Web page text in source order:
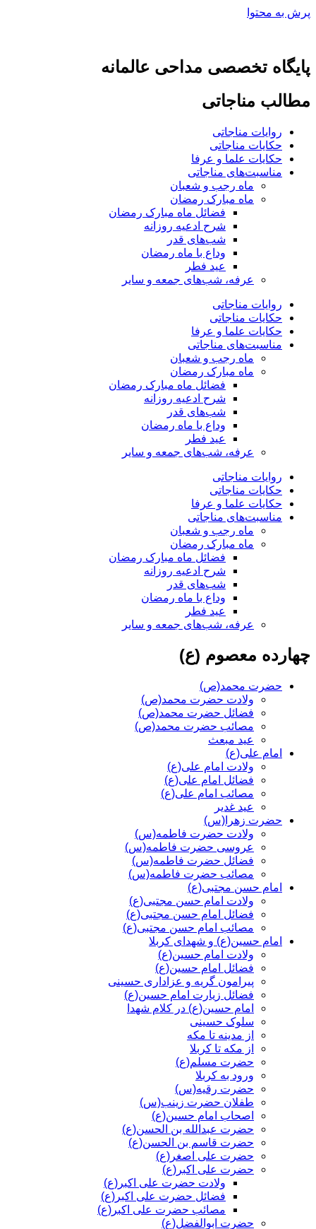
پرش به محتوا
پایگاه تخصصی مداحی عالمانه
مطالب مناجاتی
روایات مناجاتی
حکایات مناجاتی
حکایات علما و عرفا
مناسبت‌های مناجاتی
ماه رجب و شعبان
ماه مبارک رمضان
فضائل ماه مبارک رمضان
شرح ادعیه روزانه
شب‌های قدر
وداع با ماه رمضان
عید فطر
عرفه، شب‌های جمعه و سایر
روایات مناجاتی
حکایات مناجاتی
حکایات علما و عرفا
مناسبت‌های مناجاتی
ماه رجب و شعبان
ماه مبارک رمضان
فضائل ماه مبارک رمضان
شرح ادعیه روزانه
شب‌های قدر
وداع با ماه رمضان
عید فطر
عرفه، شب‌های جمعه و سایر
روایات مناجاتی
حکایات مناجاتی
حکایات علما و عرفا
مناسبت‌های مناجاتی
ماه رجب و شعبان
ماه مبارک رمضان
فضائل ماه مبارک رمضان
شرح ادعیه روزانه
شب‌های قدر
وداع با ماه رمضان
عید فطر
عرفه، شب‌های جمعه و سایر
چهارده معصوم (ع)
حضرت محمد(ص)
ولادت حضرت محمد(ص)
فضائل حضرت محمد(ص)
مصائب حضرت محمد(ص)
عید مبعث
امام علی(ع)
ولادت امام علی(ع)
فضائل امام علی(ع)
مصائب امام علی(ع)
عید غدیر
حضرت زهرا(س)
ولادت حضرت فاطمه(س)
عروسی حضرت فاطمه(س)
فضائل حضرت فاطمه(س)
مصائب حضرت فاطمه(س)
امام حسن مجتبی(ع)
ولادت امام حسن مجتبی(ع)
فضائل امام حسن مجتبی(ع)
مصائب امام حسن مجتبی(ع)
امام حسین(ع) و شهدای کربلا
ولادت امام حسین(ع)
فضائل امام حسین(ع)
پیرامون گریه و عزاداری حسینی
فضائل زیارت امام حسین(ع)
امام حسین(ع) در کلام شهدا
سلوک حسینی
از مدینه تا مکه
از مکه تا کربلا
حضرت مسلم(ع)
ورود به کربلا
حضرت رقیه(س)
طفلان حضرت زینب(س)
اصحاب امام حسین(ع)
حضرت عبدالله بن الحسن(ع)
حضرت قاسم بن الحسن(ع)
حضرت علی اصغر(ع)
حضرت علی اکبر(ع)
ولادت حضرت علی اکبر(ع)
فضائل حضرت علی اکبر(ع)
مصائب حضرت علی اکبر(ع)
حضرت ابوالفضل(ع)